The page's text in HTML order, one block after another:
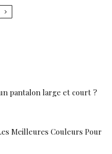
pantalon large et court ?
Meilleures Couleurs Pour